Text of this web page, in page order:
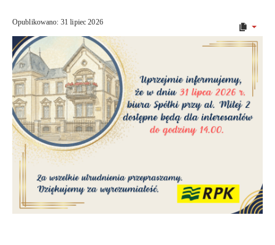
Opublikowano: 31 lipiec 2026